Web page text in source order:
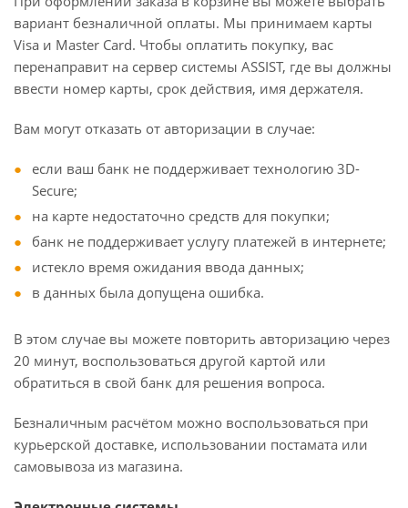
вариант безналичной оплаты. Мы принимаем карты
Visa и Master Card. Чтобы оплатить покупку, вас
перенаправит на сервер системы ASSIST, где вы должны
ввести номер карты, срок действия, имя держателя.
Вам могут отказать от авторизации в случае:
если ваш банк не поддерживает технологию 3D-
Secure;
на карте недостаточно средств для покупки;
банк не поддерживает услугу платежей в интернете;
истекло время ожидания ввода данных;
в данных была допущена ошибка.
В этом случае вы можете повторить авторизацию через
20 минут, воспользоваться другой картой или
обратиться в свой банк для решения вопроса.
Безналичным расчётом можно воспользоваться при
курьерской доставке, использовании постамата или
самовывоза из магазина.